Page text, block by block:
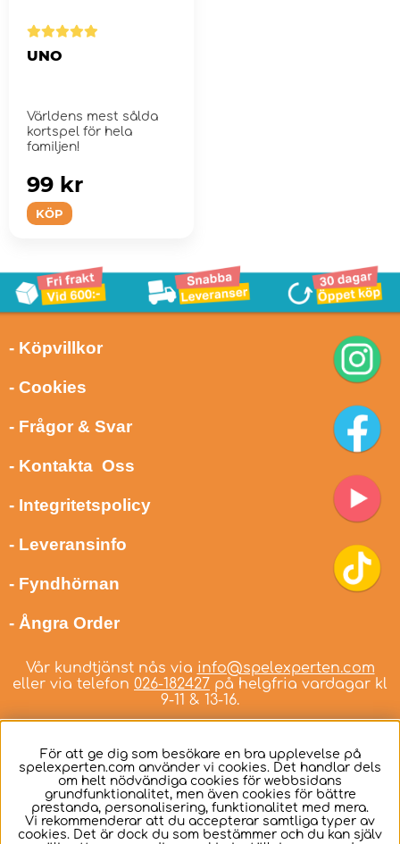
UNO
Världens mest sålda
kortspel för hela
familjen!
KÖP
99 kr
- Köpvillkor
- Cookies
- Frågor & Svar
- Kontakta Oss
- Integritetspolicy
- Leveransinfo
- Fyndhörnan
- Ångra Order
Vår kundtjänst nås via info@spelexperten.com
eller via telefon 026-182427 på helgfria vardagar kl
9-11 & 13-16.
Svenska
För att ge dig som besökare en bra upplevelse på
spelexperten.com använder vi cookies. Det handlar dels
om helt nödvändiga cookies för webbsidans
grundfunktionalitet, men även cookies för bättre
prestanda, personalisering, funktionalitet med mera.
Vi rekommenderar att du accepterar samtliga typer av
cookies. Det är dock du som bestämmer och du kan själv